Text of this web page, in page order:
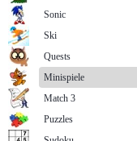
Sonic
Ski
Quests
Minispiele
Match 3
Puzzles